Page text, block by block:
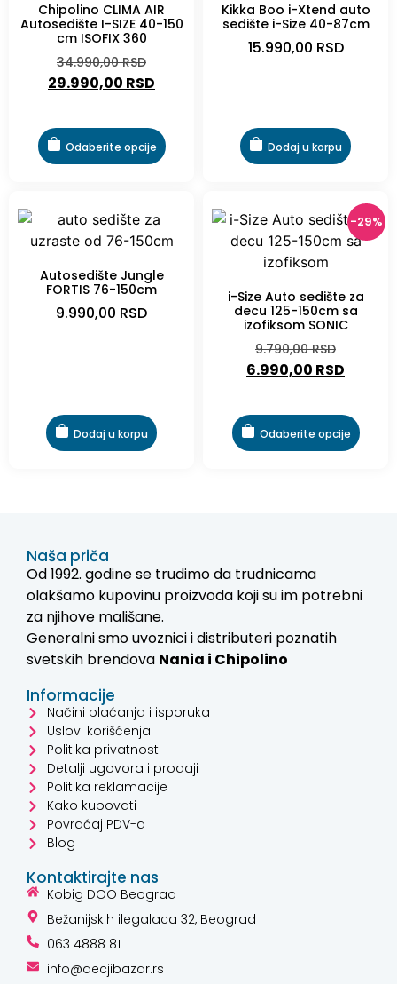
Chipolino CLIMA AIR
Autosedište I-SIZE 40-150
cm ISOFIX 360
34.990,00RSD
29.990,00 RSD
Odaberite opcije
Kikka Boo i-Xtend auto
sedište i-Size 40-87cm
15.990,00 RSD
Dodaj u korpu
Autosedište Jungle
FORTIS 76-150cm
9.990,00 RSD
Dodaj u korpu
-29%
i-Size Auto sedište za
decu 125-150cm sa
izofiksom SONIC
9.790,00RSD
6.990,00 RSD
Odaberite opcije
Naša priča
Od 1992. godine se trudimo da trudnicama
olakšamo kupovinu proizvoda koji su im potrebni
za njihove mališane.
Generalni smo uvoznici i distributeri poznatih
svetskih brendova Nania i Chipolino
Informacije
Načini plaćanja i isporuka
Uslovi korišćenja
Politika privatnosti
Detalji ugovora i prodaji
Politika reklamacije
Kako kupovati
Povraćaj PDV-a
Blog
Kontaktirajte nas
Kobig DOO Beograd
Bežanijskih ilegalaca 32, Beograd
063 4888 81
info@decjibazar.rs